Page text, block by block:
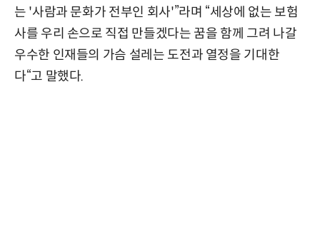
는 '사람과 문화가 전부인 회사'”라며 “세상에 없는 보험
사를 우리 손으로 직접 만들겠다는 꿈을 함께 그려 나갈
우수한 인재들의 가슴 설레는 도전과 열정을 기대한
다“고 말했다.